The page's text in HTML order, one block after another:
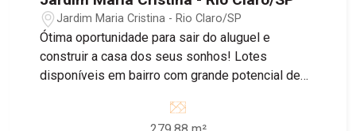
Jardim Maria Cristina - Rio Claro/SP
Ótima oportunidade para sair do aluguel e
construir a casa dos seus sonhos! Lotes
disponíveis em bairro com grande potencial de